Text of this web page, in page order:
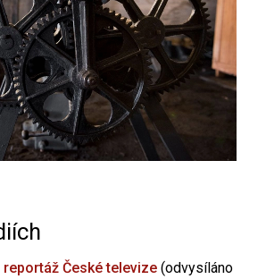
České televize (odvysíláno